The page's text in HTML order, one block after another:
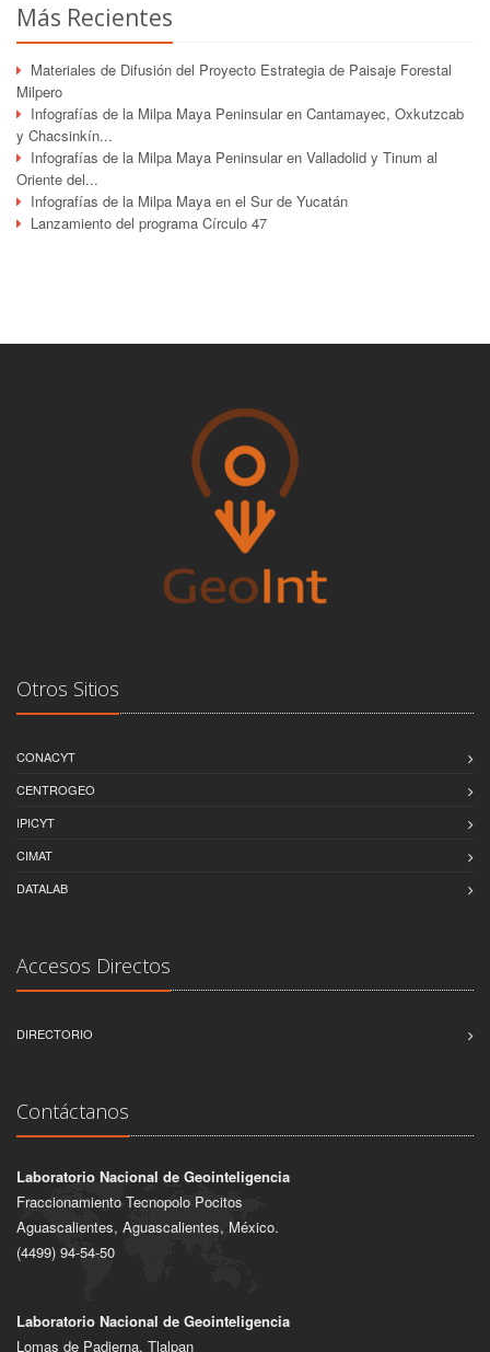
Más Recientes
Materiales de Difusión del Proyecto Estrategia de Paisaje Forestal
Milpero
Infografías de la Milpa Maya Peninsular en Cantamayec, Oxkutzcab
y Chacsinkín...
Infografías de la Milpa Maya Peninsular en Valladolid y Tinum al
Oriente del...
Infografías de la Milpa Maya en el Sur de Yucatán
Lanzamiento del programa Círculo 47
Otros Sitios
CONACYT
CENTROGEO
IPICYT
CIMAT
DATALAB
Accesos Directos
DIRECTORIO
Contáctanos
Laboratorio Nacional de Geointeligencia
Fraccionamiento Tecnopolo Pocitos
Aguascalientes, Aguascalientes, México.
(4499) 94-54-50
Laboratorio Nacional de Geointeligencia
Lomas de Padierna, Tlalpan